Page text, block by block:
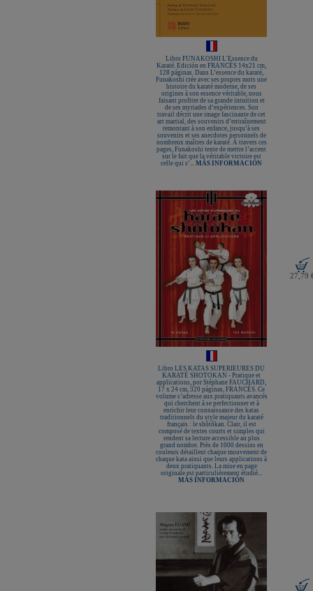
Libro FUNAKOSHI L'Essence du
Karaté. Edición en FRANCÉS 14x21 cm,
128 páginas. Dans L’essence du karaté,
Funakoshi crée avec ses propres mots une
histoire du karaté moderne, de ses
origines à son essence véritable, nous
faisant profiter de sa grande intuition et
de ses myriades d’expériences. Son
travail décrit une image fascinante de cet
art martial, des souvenirs d’entraînement
remontant à son enfance, jusqu’à ses
souvenirs et ses anecdotes personnels de
nombreux maîtres de karaté. À travers ces
pages, Funakoshi tente de mettre l’accent
sur le fait que la véritable victoire est
celle qui s’... MÁS INFORMACIÓN
27,79
Libro LES KATAS SUPERIEURES DU
KARATÉ SHOTOKAN - Pratique et
applications, por Stéphane FAUCHARD,
17 x 24 cm, 320 páginas, FRANCÉS. Ce
volume s’adresse aux pratiquants avancés
qui cherchent à se perfectionner et à
enrichir leur connaissance des katas
traditionnels du style majeur du karaté
français : le shôtôkan. Clair, il est
composé de textes courts et simples qui
rendent sa lecture accessible au plus
grand nombre. Près de 1000 dessins en
couleurs détaillent chaque mouvement de
chaque kata ainsi que leurs applications à
deux pratiquants. La mise en page
originale est particulièrement étudié...
MÁS INFORMACIÓN